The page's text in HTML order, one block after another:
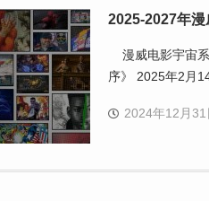
2025-2027年
漫威电影宇宙系
序》 2025年2月
2024年12月31